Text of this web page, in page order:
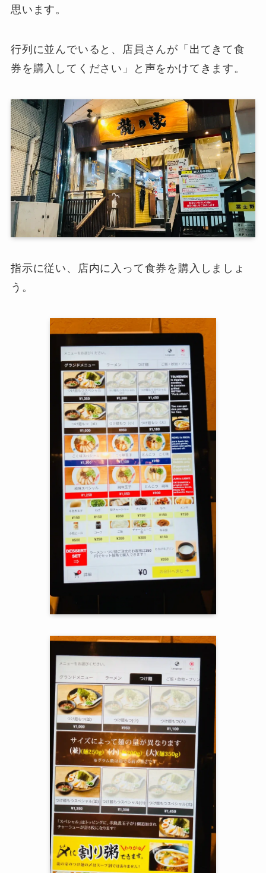
思います。
行列に並んでいると、店員さんが「出てきて食
券を購入してください」と声をかけてきます。
指示に従い、店内に入って食券を購入しましょ
う。